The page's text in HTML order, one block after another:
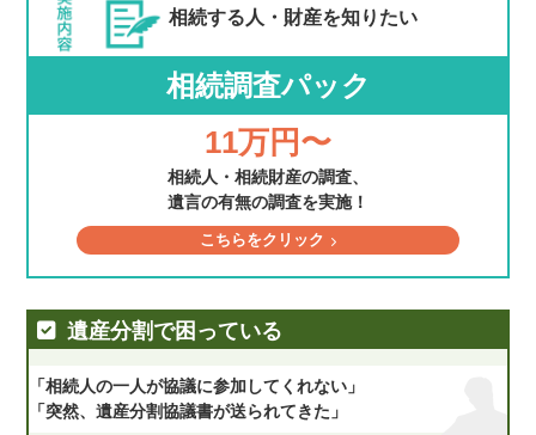
相続する人・財産を知りたい
相続調査パック
11万円〜
相続人・相続財産の調査、
遺言の有無の調査を実施！
こちらをクリック
遺産分割で困っている
「相続人の一人が協議に参加してくれない」
「突然、遺産分割協議書が送られてきた」